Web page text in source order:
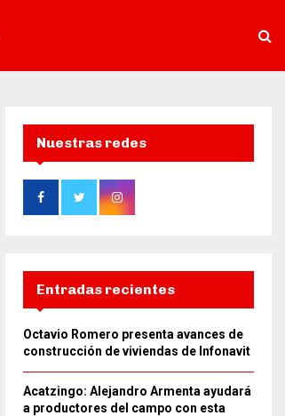
Nuestras redes
Entradas recientes
Octavio Romero presenta avances de
construcción de viviendas de Infonavit
Acatzingo: Alejandro Armenta ayudará
a productores del campo con esta